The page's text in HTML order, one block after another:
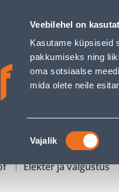
Veebilehel on
Kasutame küpsiseid
pakkumiseks ning
oma sotsiaalse
mida olete neile
Nõusoleku
valik
Vajalik
has loaded
KAMPAANIAD
Elekter ja valgustus